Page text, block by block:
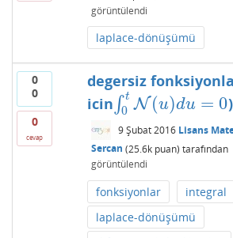
görüntülendi
laplace-dönüşümü
0
0
0
cevap
degersiz
icin ∫ t
0 N(u)du = 0
∫0t N(u)du=0 )
9 Şubat 2016 Lisans
Sercan (25.6kpuan) tarafından
görüntülendi
fonksiyonlar
integral
laplace-dönüşümü